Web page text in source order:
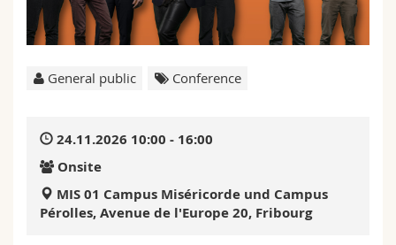
Science and Medicine
Employees
Webmail
General public Conference
24.11.2026 10:00 - 16:00
Onsite
MIS 01 Campus Miséricorde und Campus
Pérolles, Avenue de l'Europe 20, Fribourg